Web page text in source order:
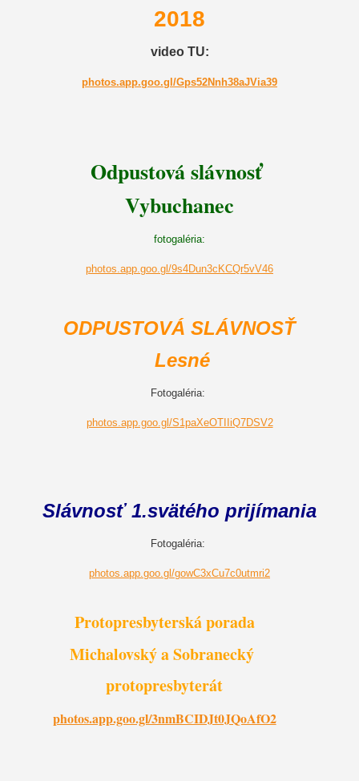
2018
video TU:
photos.app.goo.gl/Gps52Nnh38aJVia39
Odpustová slávnosť
Vybuchanec
fotogaléria:
photos.app.goo.gl/9s4Dun3cKCQr5vV46
ODPUSTOVÁ SLÁVNOSŤ
Lesné
Fotogaléria:
photos.app.goo.gl/S1paXeOTIIiQ7DSV2
Slávnosť 1.svätého prijímania
Fotogaléria:
photos.app.goo.gl/gowC3xCu7c0utmri2
Protopresbyterská porada
Michalovský a Sobranecký
protopresbyterát
photos.app.goo.gl/3nmBCIDJt0JQoAfO2